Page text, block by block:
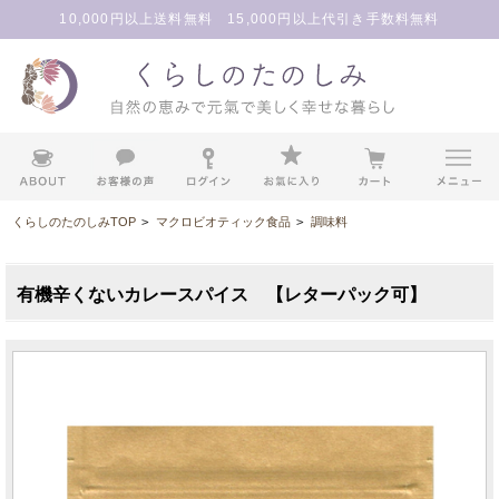
10,000円以上送料無料 15,000円以上代引き手数料無料
くらしのたのしみTOP > マクロビオティック食品 > 調味料
有機辛くないカレースパイス 【レターパック可】